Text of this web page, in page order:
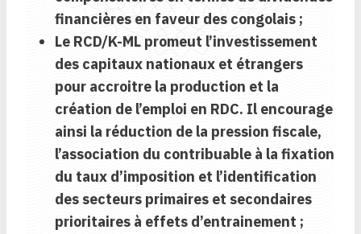
financières en faveur des congolais ;
Le RCD/K-ML promeut l’investissement
des capitaux nationaux et étrangers
pour accroitre la production et la
création de l’emploi en RDC. Il encourage
ainsi la réduction de la pression fiscale,
l’association du contribuable à la fixation
du taux d’imposition et l’identification
des secteurs primaires et secondaires
prioritaires à effets d’entrainement ;